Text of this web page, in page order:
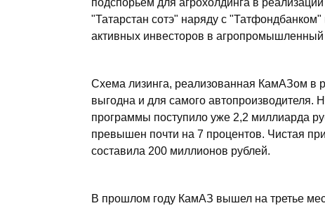
"Татарстан сотэ" наряду с
активных инвесторов в
Схема лизинга, реализованная КамАЗом в
выгодна и для самого автопроизводителя.
программы поступило уже 2,2 миллиарда
превышен почти на 7 процентов. Чистая
составила 200 миллионов рублей.
В прошлом году КамАЗ вышел на третье